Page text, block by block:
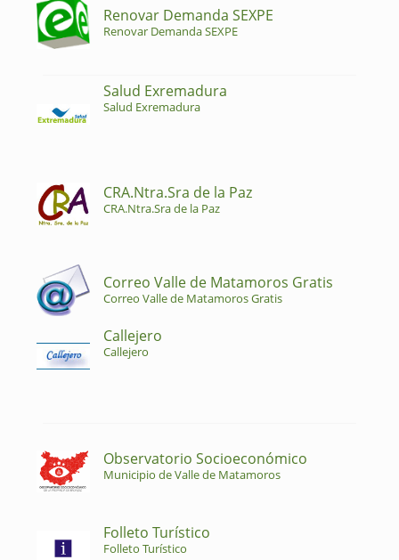
Renovar Demanda SEXPE
Renovar Demanda SEXPE
Salud Exremadura
Salud Exremadura
CRA.Ntra.Sra de la Paz
CRA.Ntra.Sra de la Paz
Correo Valle de Matamoros Gratis
Correo Valle de Matamoros Gratis
Callejero
Callejero
Observatorio Socioeconómico
Municipio de Valle de Matamoros
Folleto Turístico
Folleto Turístico